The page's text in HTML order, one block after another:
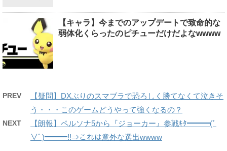
【キャラ】今までのアップデートで致命的な
弱体化くらったのピチューだけだよなwwww
PREV
【疑問】DXぶりのスマブラで恐ろしく勝てなくて泣きそ
う・・・このゲームどうやって強くなるの？
NEXT
【朗報】ペルソナ5から『ジョーカー』参戦ｷﾀ━━━(ﾟ
∀ﾟ)━━━!!⇒これは意外な選出wwww